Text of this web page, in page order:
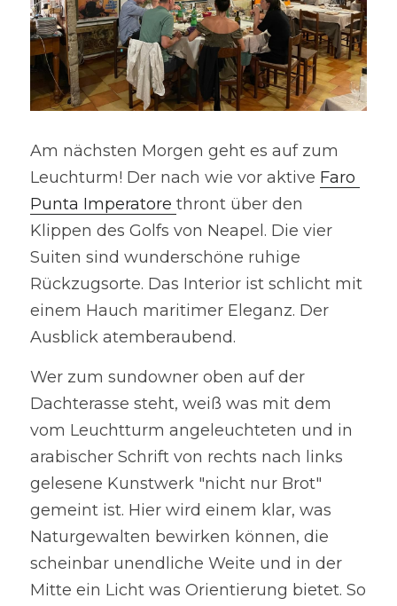
Am nächsten Morgen geht es auf zum
Leuchturm! Der nach wie vor aktive Faro
Punta Imperatore thront über den
Klippen des Golfs von Neapel. Die vier
Suiten sind wunderschöne ruhige
Rückzugsorte. Das Interior ist schlicht mit
einem Hauch maritimer Eleganz. Der
Ausblick atemberaubend.
Wer zum sundowner oben auf der
Dachterasse steht, weiß was mit dem
vom Leuchtturm angeleuchteten und in
arabischer Schrift von rechts nach links
gelesene Kunstwerk "nicht nur Brot"
gemeint ist. Hier wird einem klar, was
Naturgewalten bewirken können, die
scheinbar unendliche Weite und in der
Mitte ein Licht was Orientierung bietet. So